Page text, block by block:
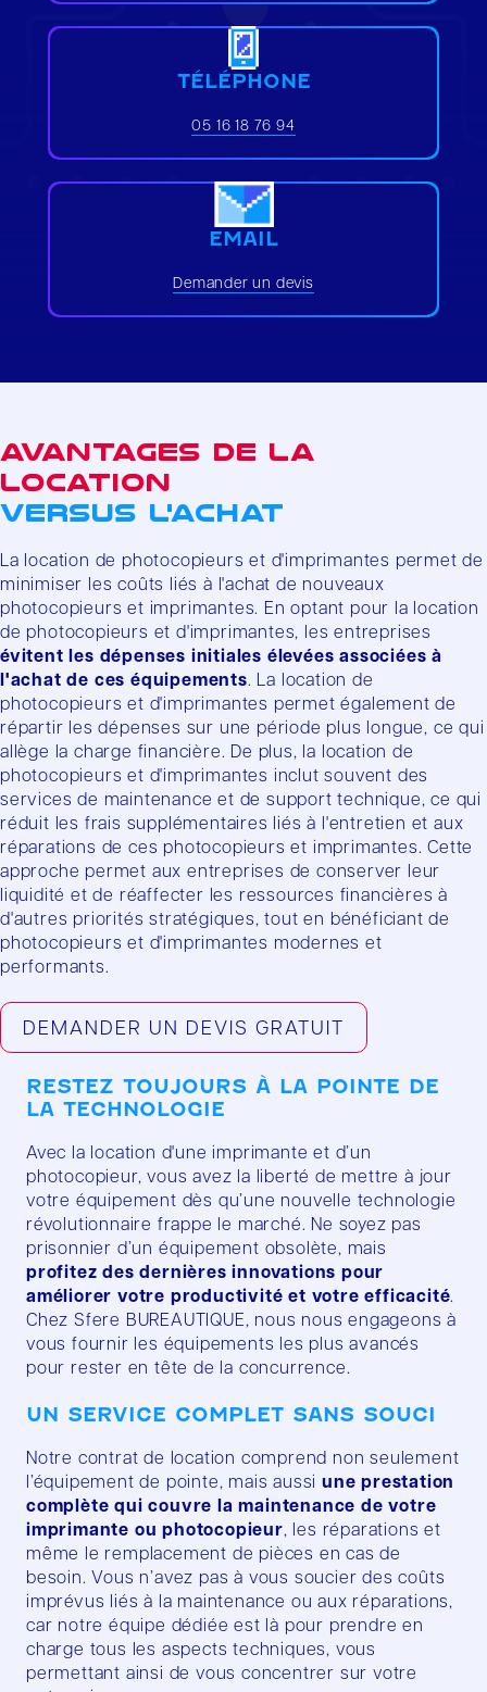
TÉLÉPHONE
05 16 18 76 94
EMAIL
Demander un devis
Avantages de la
location
versus l'achat
La location de photocopieurs et d'imprimantes permet de
minimiser les coûts liés à l'achat de nouveaux
photocopieurs et imprimantes. En optant pour la location
de photocopieurs et d'imprimantes, les entreprises
évitent les dépenses initiales élevées associées à
l'achat de ces équipements. La location de
photocopieurs et d'imprimantes permet également de
répartir les dépenses sur une période plus longue, ce qui
allège la charge financière. De plus, la location de
photocopieurs et d'imprimantes inclut souvent des
services de maintenance et de support technique, ce qui
réduit les frais supplémentaires liés à l'entretien et aux
réparations de ces photocopieurs et imprimantes. Cette
approche permet aux entreprises de conserver leur
liquidité et de réaffecter les ressources financières à
d'autres priorités stratégiques, tout en bénéficiant de
photocopieurs et d'imprimantes modernes et
performants.
DEMANDER UN DEVIS GRATUIT
RESTEZ TOUJOURS À LA POINTE DE
LA TECHNOLOGIE
Avec la location d'une imprimante et d’un
photocopieur, vous avez la liberté de mettre à jour
votre équipement dès qu’une nouvelle technologie
révolutionnaire frappe le marché. Ne soyez pas
prisonnier d’un équipement obsolète, mais
profitez des dernières innovations pour
améliorer votre productivité et votre efficacité.
Chez Sfere BUREAUTIQUE, nous nous engageons à
vous fournir les équipements les plus avancés
pour rester en tête de la concurrence.
UN SERVICE COMPLET SANS SOUCI
Notre contrat de location comprend non seulement
l’équipement de pointe, mais aussiune prestation
complète qui couvre la maintenance de votre
imprimante ou photocopieur, les réparations et
même le remplacement de pièces en cas de
besoin. Vous n’avez pas à vous soucier des coûts
imprévus liés à la maintenance ou aux réparations,
car notre équipe dédiée est là pour prendre en
charge tous les aspects techniques, vous
permettant ainsi de vous concentrer sur votre